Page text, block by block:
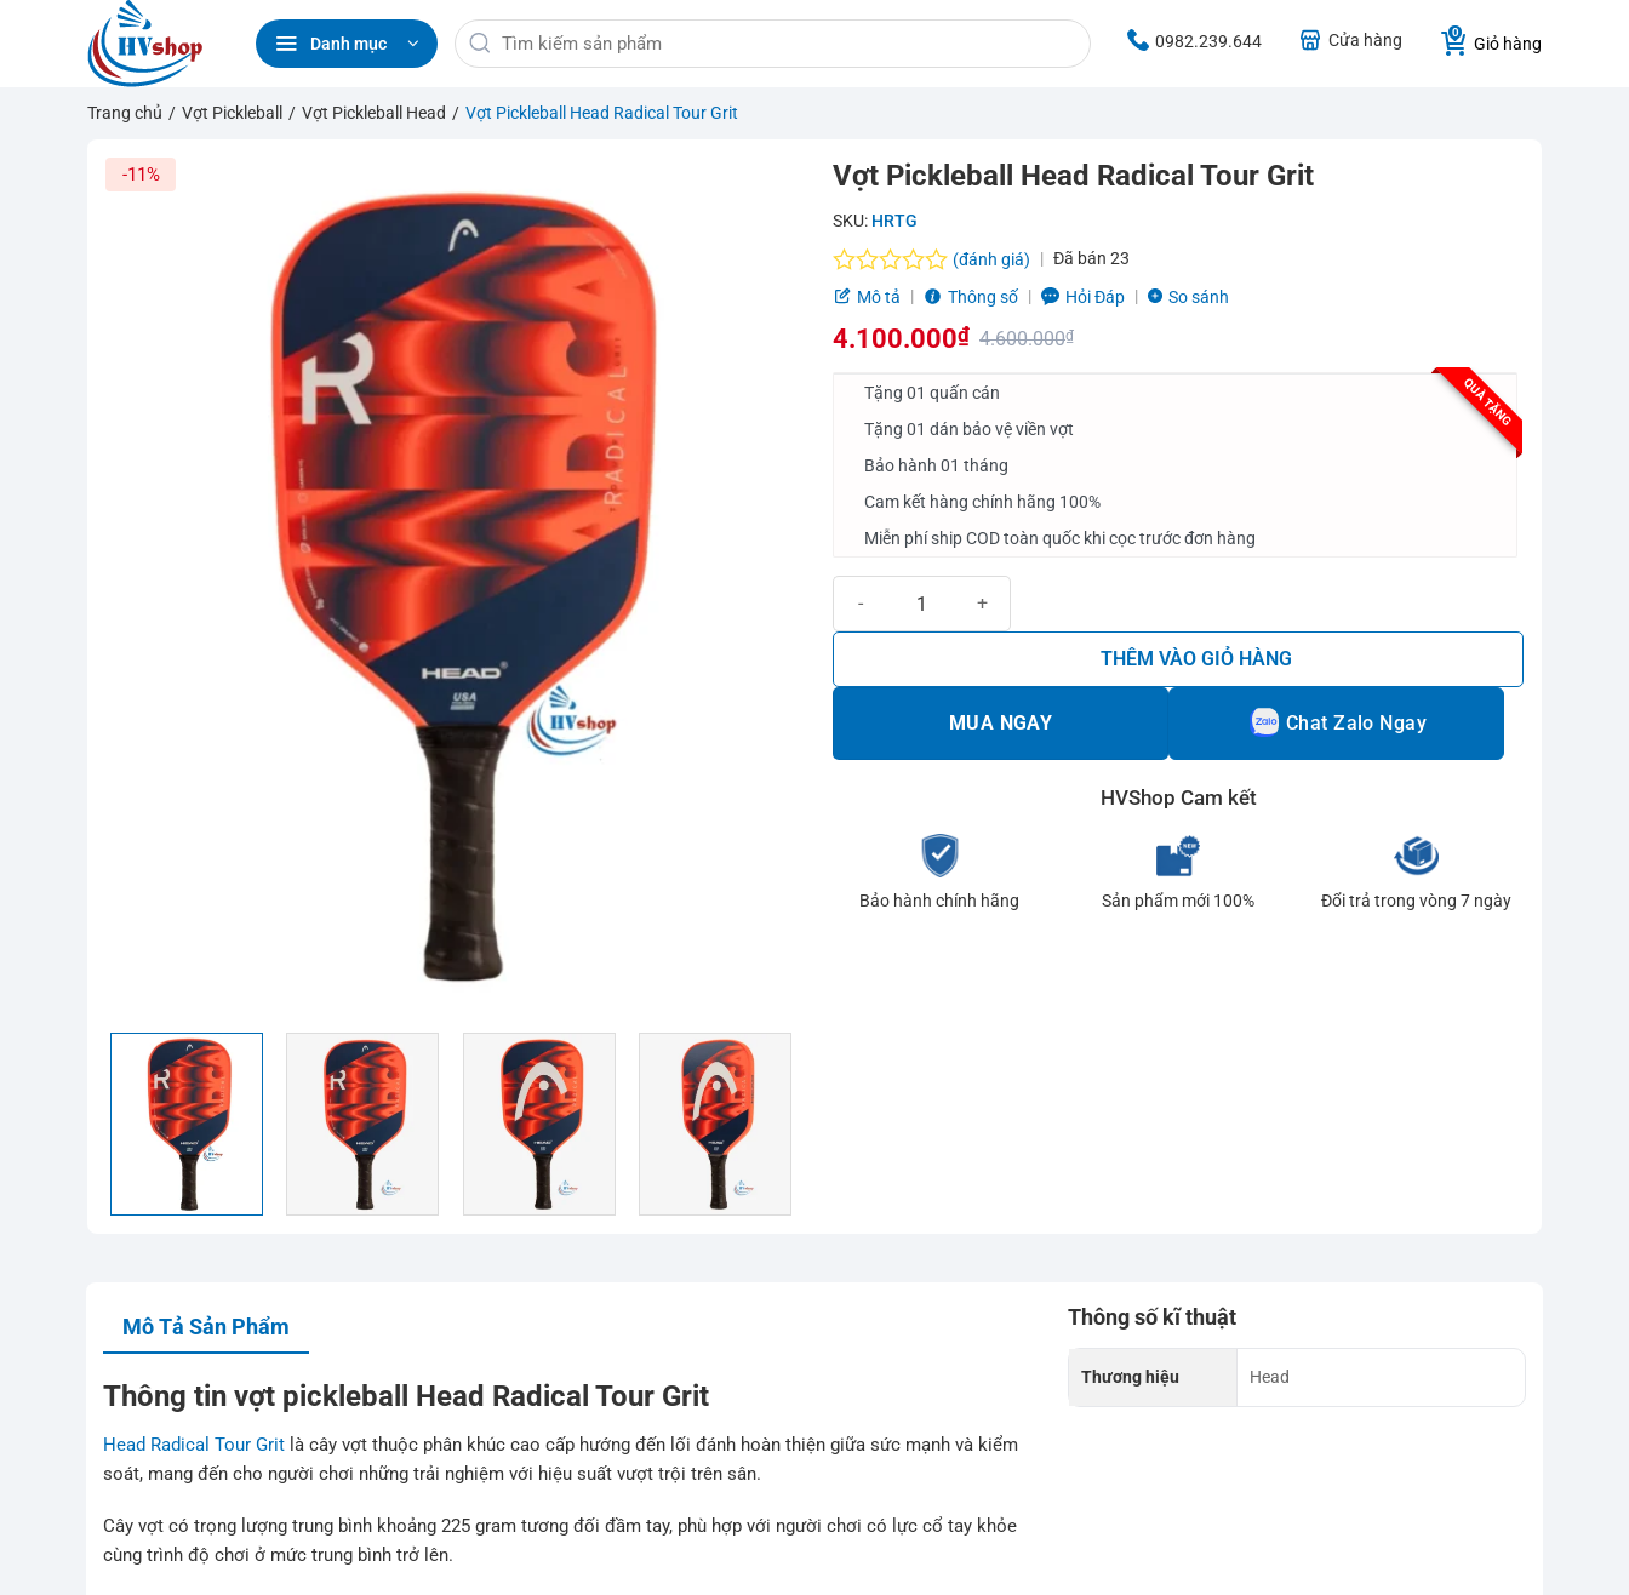
Danh mục
Tìm
kiếm:
0982.239.644 Cửa hàng Giỏ hàng
Trang chủ / Vợt Pickleball / Vợt Pickleball Head / Vợt Pickleball Head Radical Tour Grit
-11% Vợt Pickleball Head Radical Tour Grit
SKU: HRTG
Được
hạng
(đánh giá) Đã bán23
Mô tả
Thông số Hỏi Đáp So sánh
4.600.000₫
gốc
4.600.000₫.
4.100.000₫
hiện
4.100.000₫.
QUÀ TẶNG
Tặng 01 quấn cán
Tặng 01 dán bảo vệ viền vợt
Bảo hành 01 tháng
Cam kết hàng chính hãng 100%
Miễn phí ship COD toàn quốc khi cọc trước đơn hàng
THÊM VÀO GIỎ HÀNG
MUA NGAY Chat Zalo Ngay
HVShop Cam kết
Bảo hành chính hãng Sản phẩm mới 100% Đổi trả trong vòng 7 ngày
Mô Tả Sản Phẩm
Thông tin vợt pickleball Head Radical Tour Grit
Head Radical Tour Grit là cây vợt thuộc phân khúc cao cấp hướng đến lối đánh hoàn thiện giữa sức mạnh và kiểm
soát, mang đến cho người chơi những trải nghiệm với hiệu suất vượt trội trên sân.
Cây vợt có trọng lượng trung bình khoảng 225 gram tương đối đầm tay, phù hợp với người chơi có lực cổ tay khỏe
cùng trình độ chơi ở mức trung bình trở lên.
Thông số kĩ thuật
Thương hiệu Head